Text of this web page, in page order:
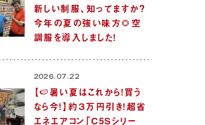
新しい制服、知ってますか？
今年の夏の強い味方🌻空
調服を導入しました！
2026.07.22
【🍉暑い夏はこれから！買う
なら今！】約３万円引き！超省
エネエアコン「C5Sシリー